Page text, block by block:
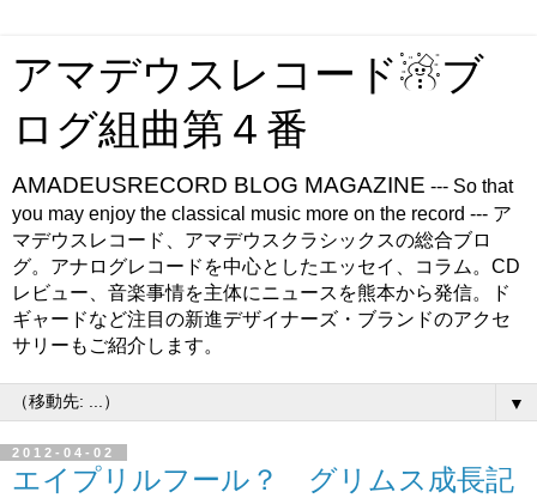
アマデウスレコード☃ブ
ログ組曲第４番
AMADEUSRECORD BLOG MAGAZINE --- So that
you may enjoy the classical music more on the record --- ア
マデウスレコード、アマデウスクラシックスの総合ブロ
グ。アナログレコードを中心としたエッセイ、コラム。CD
レビュー、音楽事情を主体にニュースを熊本から発信。ド
ギャードなど注目の新進デザイナーズ・ブランドのアクセ
サリーもご紹介します。
▼
2012-04-02
エイプリルフール？ グリムス成長記